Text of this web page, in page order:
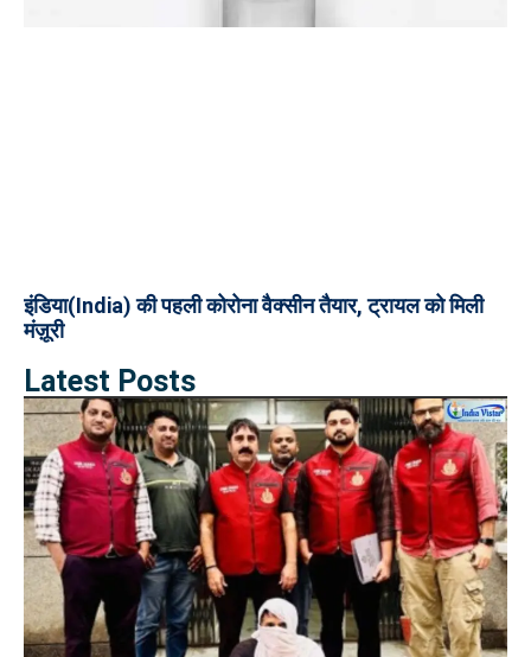
इंडिया(India) की पहली कोरोना वैक्सीन तैयार, ट्रायल को मिली
मंज़ूरी
Latest Posts